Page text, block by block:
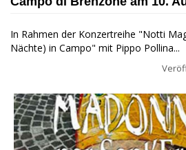
In Rahmen der Konzertreihe "Notti
Nächte) in Campo" mit Pippo Pollina...